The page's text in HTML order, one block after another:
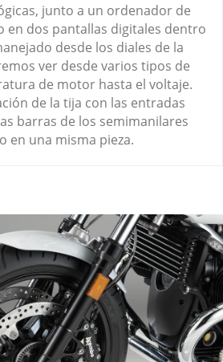
junto a un ordenador de
en dos pantallas digitales dentro
desde los diales de la
ver desde varios tipos de
de motor hasta el voltaje.
de la tija con las entradas
barras de los semimanilares
en una misma pieza.